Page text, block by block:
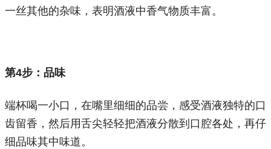
一丝其他的杂味，表明酒液中香气物质丰富。
第4步： 品味
端杯喝一小口，在嘴里细细的品尝，感受酒液独特的口
齿留香，然后用舌尖轻轻把酒液分散到口腔各处，再仔
细品味其中味道。